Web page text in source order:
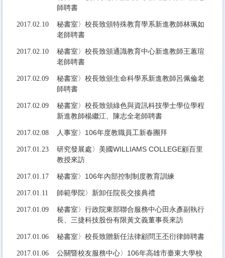
師聘書
2017.02.10
秘書室〉校長致頒特殊教育學系新進教師林珮如
老師聘書
2017.02.10
秘書室〉校長致頒通識教育中心新進教師王蕙瑄
老師聘書
2017.02.09
秘書室〉校長致頒生命科學系新進教師呂佩倫老
師聘書
2017.02.09
秘書室〉校長致頒綠色與資訊科技學士學位學程
新進教師楊繼江、陳志全老師聘書
2017.02.08 人事室〉106年度教職員工新春團拜
2017.01.23
研究發展處〉美國WILLIAMS COLLEGE顧百里
教授來訪
2017.01.17 秘書室〉106年內部控制制度教育訓練
2017.01.11 師範學院〉新卸任院長交接典禮
2017.01.09
秘書室〉行政院東部聯合服務中心田永彥副執行
長、三捷科技股份有限黃文義董事長來訪
2017.01.06 秘書室〉校長致贈新任法律顧問王丕衍律師聘書
2017.01.06
公關暨校友服務中心〉106年高雄市臺東大學校